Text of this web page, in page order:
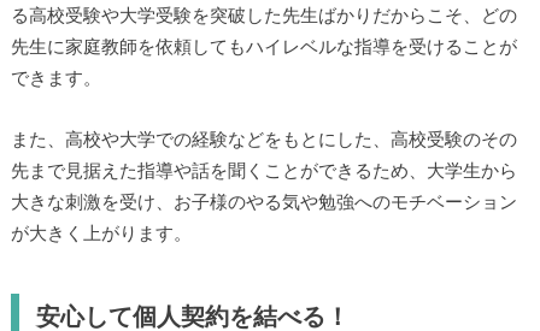
る高校受験や大学受験を突破した先生ばかりだからこそ、どの
先生に家庭教師を依頼してもハイレベルな指導を受けることが
できます。
また、高校や大学での経験などをもとにした、高校受験のその
先まで見据えた指導や話を聞くことができるため、大学生から
大きな刺激を受け、お子様のやる気や勉強へのモチベーション
が大きく上がります。
安心して個人契約を結べる！